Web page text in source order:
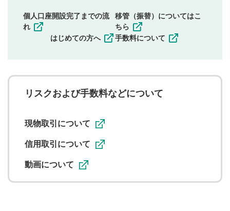
個人口座開設完了までの流
れ
はじめての方へ
移管（振替）についてはこ
ちら
手数料について
リスクおよび手数料などについて
現物取引について
信用取引について
動画について